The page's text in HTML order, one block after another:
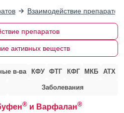
Взаимодействие препаратов
препаратов
активных веществ
в-ва КФУ ФТГ КФГ МКБ АТХ
Заболевания
® и Варфалан®